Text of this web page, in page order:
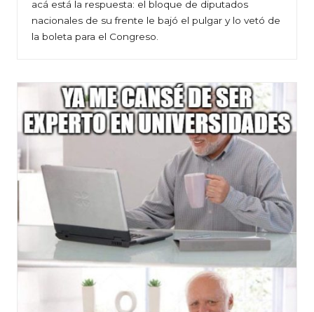
acá está la respuesta: el bloque de diputados
nacionales de su frente le bajó el pulgar y lo vetó de
la boleta para el Congreso.